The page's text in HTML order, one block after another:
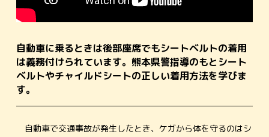
自動車に乗るときは後部座席でもシートベルトの着用
は義務付けられています。熊本県警指導のもとシート
ベルトやチャイルドシートの正しい着用方法を学びま
す。
自動車で交通事故が発生したとき、ケガから体を守るのはシ